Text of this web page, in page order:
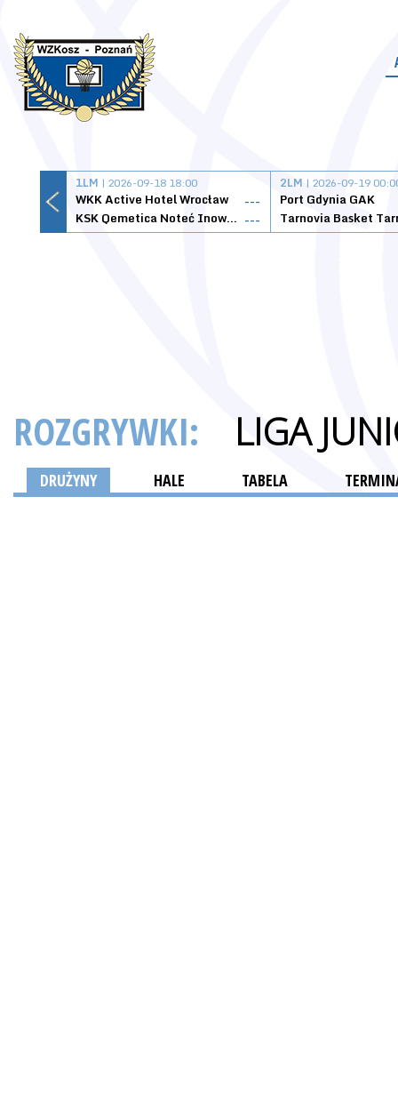
1LM | 2026-09-18 18:00
WKK Active Hotel Wrocław
---
KSK Qemetica Noteć Inowrocław ---
2LM | 2026-09-19
Port Gdynia GAK
ROZGRYWKI: LIGA
DRUŻYNY HALE TABELA